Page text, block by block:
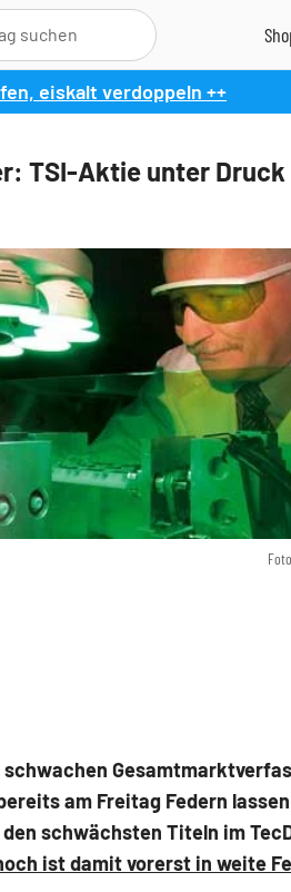
eiskalt verdoppeln ++
TSI-Aktie unter
schwachen
am Freitag Federn
schwächsten Titeln im
ist damit vorerst in weite